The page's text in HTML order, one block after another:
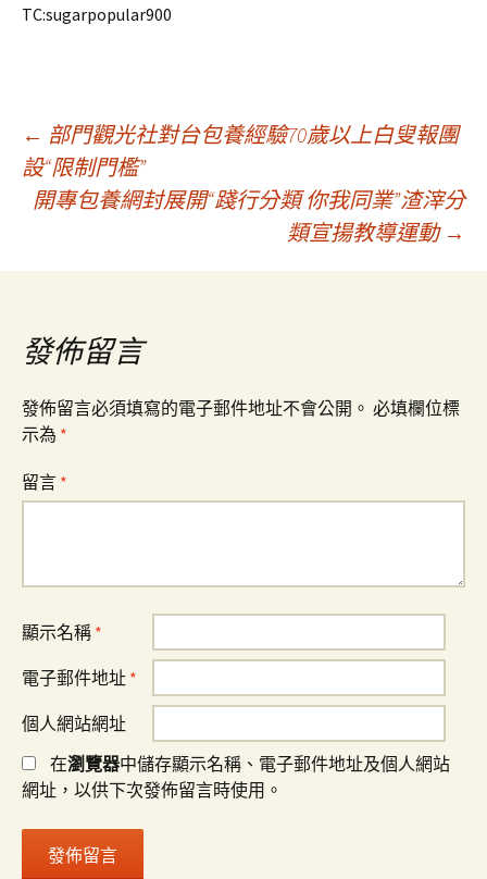
TC:sugarpopular900
文
章
導
覽
← 部門觀光社對台包養經驗70歲以上白叟報團
設“限制門檻”
開專包養網封展開“踐行分類 你我同業”渣滓分
類宣揚教導運動 →
發佈留言
發佈留言必須填寫的電子郵件地址不會公開。 必填欄位標
示為 *
留言 *
顯示名稱 *
電子郵件地址 *
個人網站網址
在瀏覽器中儲存顯示名稱、電子郵件地址及個人網站
網址，以供下次發佈留言時使用。